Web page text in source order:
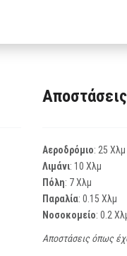
Αποστάσεις
Αεροδρόμιο: 25 Χλμ
Λιμάνι: 10 Χλμ
Πόλη: 7 Χλμ
Παραλία: 0.15 Χλμ
Νοσοκομείο: 0.2
Αποστάσεις όπως